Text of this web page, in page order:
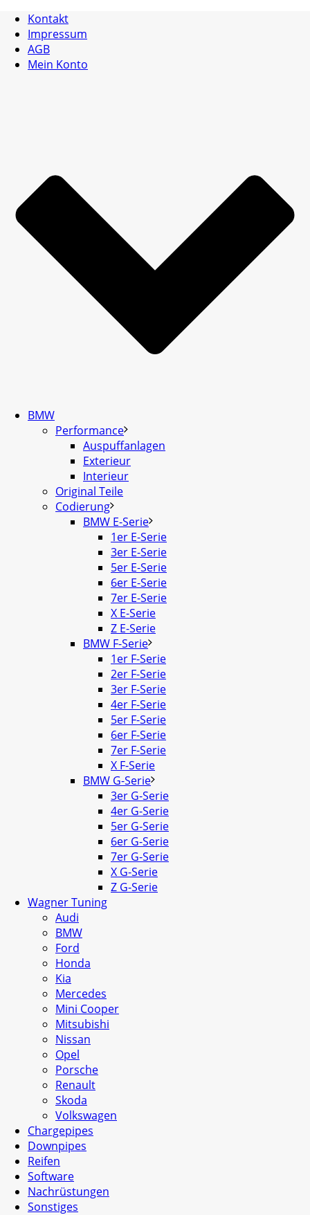
Kontakt
Impressum
AGB
Mein Konto
BMW
Performance
Auspuffanlagen
Exterieur
Interieur
Original Teile
Codierung
BMW E-Serie
1er E-Serie
3er E-Serie
5er E-Serie
6er E-Serie
7er E-Serie
X E-Serie
Z E-Serie
BMW F-Serie
1er F-Serie
2er F-Serie
3er F-Serie
4er F-Serie
5er F-Serie
6er F-Serie
7er F-Serie
X F-Serie
BMW G-Serie
3er G-Serie
4er G-Serie
5er G-Serie
6er G-Serie
7er G-Serie
X G-Serie
Z G-Serie
Wagner Tuning
Audi
BMW
Ford
Honda
Kia
Mercedes
Mini Cooper
Mitsubishi
Nissan
Opel
Porsche
Renault
Skoda
Volkswagen
Chargepipes
Downpipes
Reifen
Software
Nachrüstungen
Sonstiges